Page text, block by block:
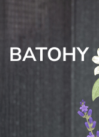
BATOHY